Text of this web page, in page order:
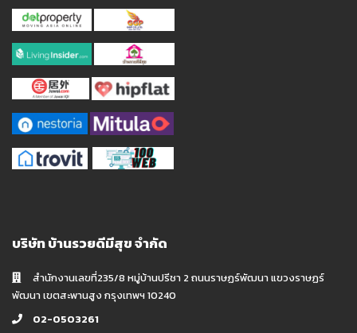
บริษัท บ้านรวยดีมีสุข จำกัด
สำนักงานเลขที่235/8 หมู่บ้านปรีชา 2 ถนนราษฏร์พัฒนา แขวงราษฏร์
พัฒนา เขตสะพานสูง กรุงเทพฯ 10240
02-0503261